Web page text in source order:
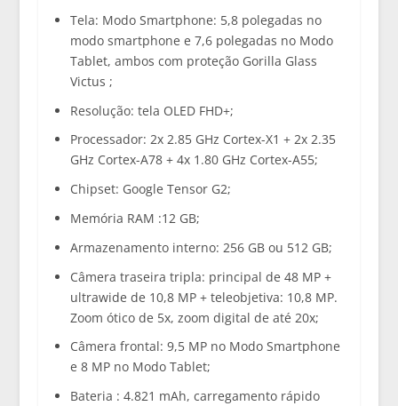
Tela: Modo Smartphone: 5,8 polegadas no
modo smartphone e 7,6 polegadas no Modo
Tablet, ambos com proteção Gorilla Glass
Victus ;
Resolução: tela OLED FHD+;
Processador: 2x 2.85 GHz Cortex-X1 + 2x 2.35
GHz Cortex-A78 + 4x 1.80 GHz Cortex-A55;
Chipset: Google Tensor G2;
Memória RAM :12 GB;
Armazenamento interno: 256 GB ou 512 GB;
Câmera traseira tripla: principal de 48 MP +
ultrawide de 10,8 MP + teleobjetiva: 10,8 MP.
Zoom ótico de 5x, zoom digital de até 20x;
Câmera frontal: 9,5 MP no Modo Smartphone
e 8 MP no Modo Tablet;
Bateria : 4.821 mAh, carregamento rápido